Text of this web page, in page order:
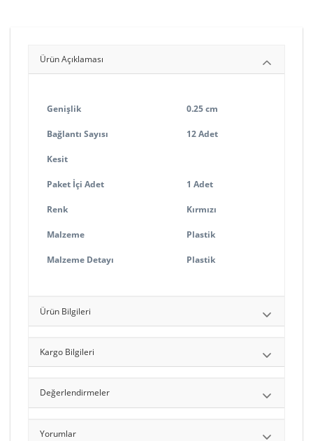
Ürün Açıklaması
Genişlik 0.25 cm
Bağlantı Sayısı 12 Adet
Kesit
Paket İçi Adet 1 Adet
Renk Kırmızı
Malzeme Plastik
Malzeme Detayı Plastik
Ürün Bilgileri
Kargo Bilgileri
Değerlendirmeler
Yorumlar